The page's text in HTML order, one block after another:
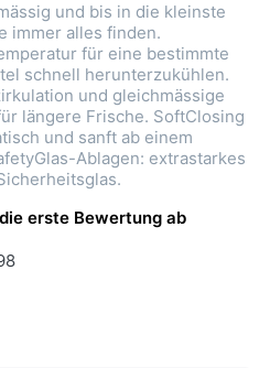
und bis in die kleinste
immer alles finden.
für eine bestimmte
schnell herunterzukühlen.
und gleichmässige
längere Frische. SoftClosing
und sanft ab einem
Ablagen: extrastarkes
erste Bewertung ab